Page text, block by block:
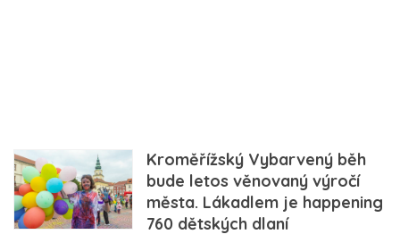
Kroměřížský Vybarvený běh
bude letos věnovaný výročí
města. Lákadlem je happening
760 dětských dlaní